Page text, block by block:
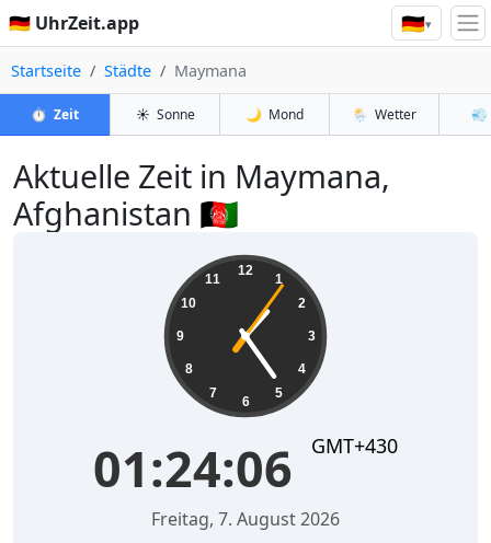
🇩🇪 UhrZeit.app 🇩🇪▾
Startseite Städte Maymana
⏱️ Zeit ☀️ Sonne 🌙 Mond 🌦️ Wetter 💨
Aktuelle Zeit in Maymana,
Afghanistan 🇦🇫
12
1
2
3
4
5
6
7
8
9
10
11
01:24:07 GMT+430
Freitag, 7. August 2026